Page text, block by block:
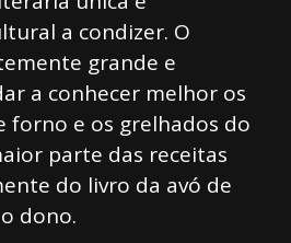
a condizer. O
grande e
a conhecer melhor os
forno e os grelhados do
parte das receitas
do livro da avó de
dono.